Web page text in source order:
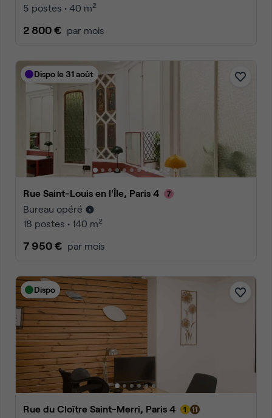
5 postes • 40 m2
2 800 € par mois
Dispo le 31 août
Rue Saint-Louis en l'Île, Paris 4
Bureau opéré
18 postes • 140 m2
7 950 € par mois
Dispo
Rue du Cloître Saint-Merri, Paris 4